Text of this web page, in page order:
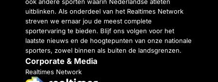
uitblinken. Als onderdeel van het Realtimes Network
streven we ernaar jou de meest complete
sportervaring te bieden. Blijf ons volgen voor het
laatste nieuws en de hoogtepunten van onze nationale
sporters, zowel binnen als buiten de landsgrenzen.
Corporate & Media
Realtimes Network